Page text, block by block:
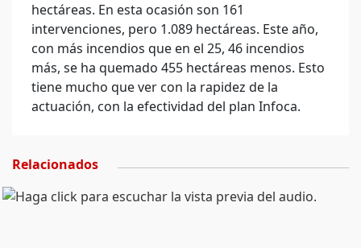
hectáreas. En esta ocasión son 161
intervenciones, pero 1.089 hectáreas. Este año,
con más incendios que en el 25, 46 incendios
más, se ha quemado 455 hectáreas menos. Esto
tiene mucho que ver con la rapidez de la
actuación, con la efectividad del plan Infoca.
Relacionados